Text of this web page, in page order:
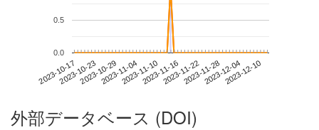
2023-10-172023-10-232023-10-292023-11-042023-11-102023-11-162023-11-222023-11-282023-12-042023-12-10
0.0
0.5
外部データベース (DOI)